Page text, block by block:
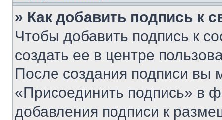
» Как добавить подпись к
Чтобы добавить подпись к
создать ее в центре
После создания подписи вы
«Присоединить подпись» в
добавления подписи к